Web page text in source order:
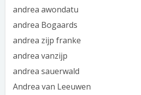
andrea awondatu
andrea Bogaards
andrea zijp franke
andrea vanzijp
andrea sauerwald
Andrea van Leeuwen